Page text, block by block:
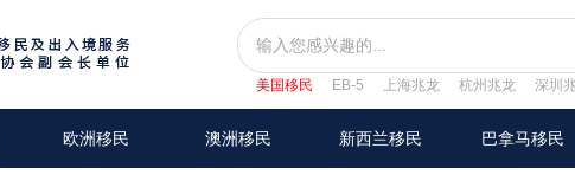
美国移民 EB-5 上海兆龙 杭州兆龙 深圳
欧洲移民 澳洲移民 新西兰移民 巴拿马移民